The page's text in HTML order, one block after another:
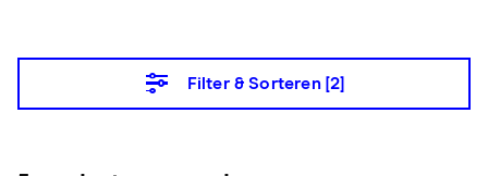
Filter & Sorteren [2]